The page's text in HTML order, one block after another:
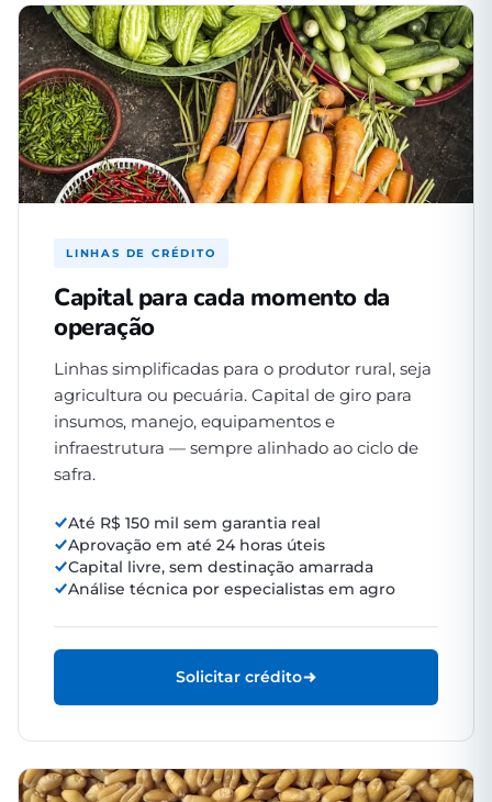
LINHAS DE CRÉDITO
Capital para cada momento da
operação
Linhas simplificadas para o produtor rural, seja
agricultura ou pecuária. Capital de giro para
insumos, manejo, equipamentos e
infraestrutura — sempre alinhado ao ciclo de
safra.
Até R$ 150 mil sem garantia real
Aprovação em até 24 horas úteis
Capital livre, sem destinação amarrada
Análise técnica por especialistas em agro
Solicitar crédito